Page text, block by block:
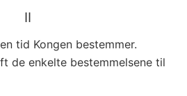
II
tid Kongen bestemmer.
de enkelte bestemmelsene til